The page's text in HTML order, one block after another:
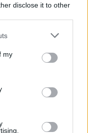
disclose it to other
my
for Spain|Esim